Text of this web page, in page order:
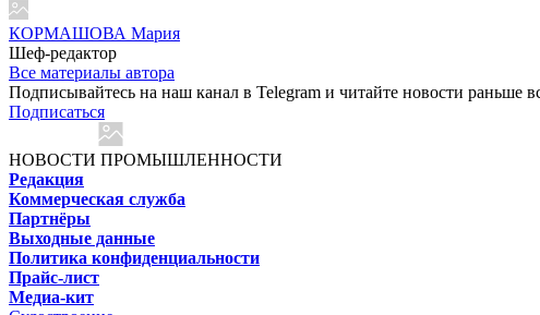
КОРМАШОВА Мария
Шеф-редактор
Все материалы автора
Подписывайтесь на наш канал в Telegram и читайте новости раньше
Подписаться
НОВОСТИ ПРОМЫШЛЕННОСТИ
Редакция
Коммерческая служба
Партнёры
Выходные данные
Политика конфиденциальности
Прайс-лист
Медиа-кит